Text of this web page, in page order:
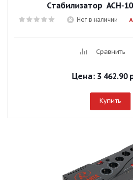
Стабилизатор АСН-
Нет в наличии
Сравнить
Цена: 3 462.90
Купить